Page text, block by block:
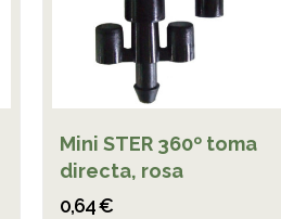
Mini STER 360º toma
directa, rosa
0,64 €